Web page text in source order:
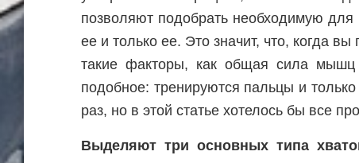
позволяют подобрать необходимую для
ее и только ее. Это значит, что, когда
такие факторы, как общая сила
подобное: тренируются пальцы и
раз, но в этой статье хотелось бы все
Выделяют три основных типа